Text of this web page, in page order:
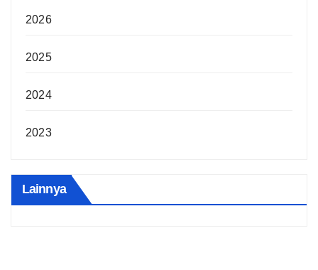
2026
2025
2024
2023
Lainnya